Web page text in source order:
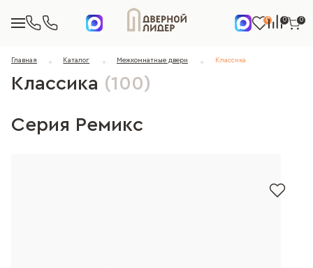
0 0 0
Главная Каталог Межкомнатные двери Классика
Классика (100)
Серия Ремикс